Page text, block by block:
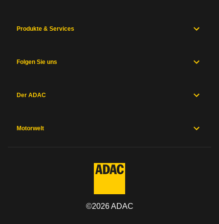
Produkte & Services
Folgen Sie uns
Der ADAC
Motorwelt
©2026ADAC